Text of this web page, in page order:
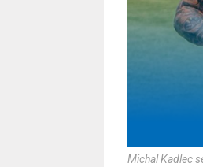
Michal Kadlec